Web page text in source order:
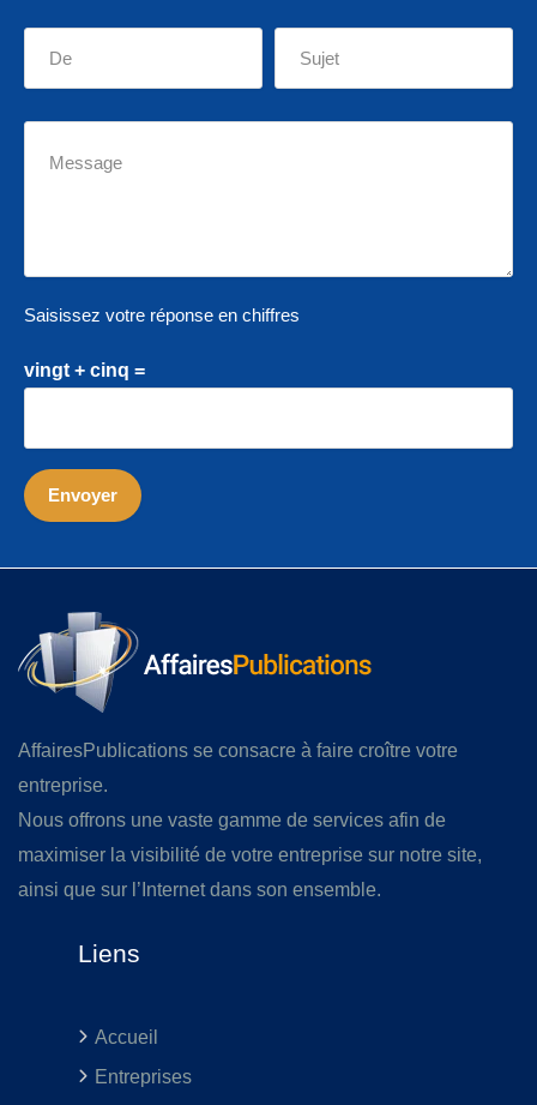
Saisissez votre réponse en chiffres
vingt + cinq =
AffairesPublications se consacre à faire croître votre
entreprise.
Nous offrons une vaste gamme de services afin de
maximiser la visibilité de votre entreprise sur notre site,
ainsi que sur l’Internet dans son ensemble.
Liens
Accueil
Entreprises